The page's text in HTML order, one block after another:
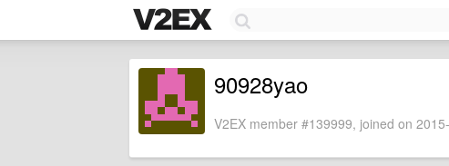
90928yao
V2EX member #139999, joined on